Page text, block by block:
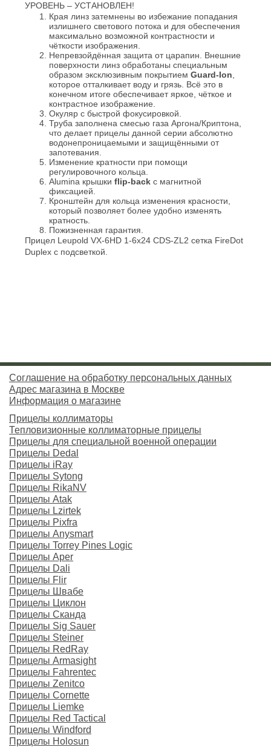
УРОВЕНЬ – УСТАНОВЛЕН!
Края линз затемнены во избежание попадания
излишнего светового потока и для обеспечения
максимально возможной контрастности и
чёткости изображения.
Непревзойдённая защита от царапин. Внешние
поверхности линз обработаны специальным
образом эксклюзивным покрытием Guard-Ion,
которое отталкивает воду и грязь. Всё это в
конечном итоге обеспечивает яркое, чёткое и
контрастное изображение.
Окуляр с быстрой фокусировкой.
Труба заполнена смесью газа Аргона/Криптона,
что делает прицелы данной серии абсолютно
водонепроницаемыми и защищёнными от
запотевания.
Изменение кратности при помощи
регулировочного кольца.
Alumina крышки flip-back с магнитной
фиксацией.
Кронштейн для кольца изменения красности,
который позволяет более удобно изменять
кратность.
Пожизненная гарантия.
Прицел Leupold VX-6HD 1-6x24 CDS-ZL2 сетка FireDot
Duplex с подсветкой.
Соглашение на обработку персональных данных
Адрес магазина в Москве
Информация о магазине
Прицелы коллиматоры
Тепловизионные коллиматорные прицелы
Прицелы для специальной военной операции
Прицелы Dedal
Прицелы iRay
Прицелы Sytong
Прицелы RikaNV
Прицелы Atak
Прицелы Lzirtek
Прицелы Pixfra
Прицелы Anysmart
Прицелы Torrey Pines Logic
Прицелы Aper
Прицелы Dali
Прицелы Flir
Прицелы Швабе
Прицелы Циклон
Прицелы Сканда
Прицелы Sig Sauer
Прицелы Steiner
Прицелы RedRay
Прицелы Armasight
Прицелы Fahrentec
Прицелы Zenitco
Прицелы Cornette
Прицелы Liemke
Прицелы Red Tactical
Прицелы Windford
Прицелы Holosun